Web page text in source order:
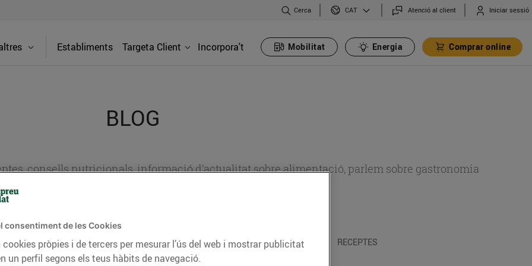
Cerca CAT Atenció al client Iniciar sessió
Establiments Targeta Client Incorpora't Mobilitat Energia Comprar online
BLOG
consells nutricionals, informació d’actualitat sobre alimentació, parlem sobre gastronomia
CONSELLS I HÀBITS SALUDABLES ENERGIA GASTRONOMIA I TRADICIONS RECEPTES
consentiment de les Cookies
pròpies i de tercers per mesurar l’ús del web i mostrar publicitat
un perfil segons els teus hàbits de navegació.